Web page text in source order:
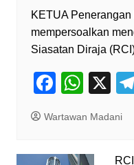
KETUA
mempersoalkan
Siasatan Diraja
F
c
e
W
at
s
X
Wartawan Madani